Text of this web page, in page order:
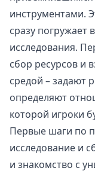
инструментами.
сразу погружает
исследования.
сбор ресурсов и
средой – задают
определяют
которой игроки
Первые шаги по
исследование и
и знакомство с